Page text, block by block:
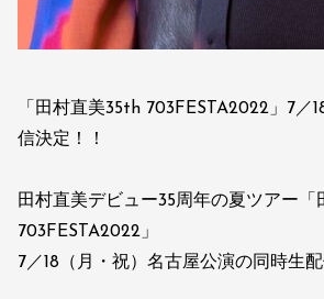
「田村直美35th 703FESTA2022」7／
信決定！！
田村直美デビュー35周年の夏ツアー「
703FESTA2022」
7／18（月・祝）名古屋公演の同時生配